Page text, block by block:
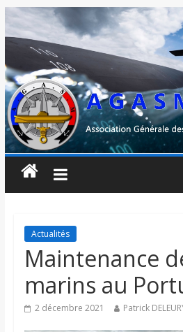
Actualités
Maintenance
marins au
2 décembre 2021 Patrick